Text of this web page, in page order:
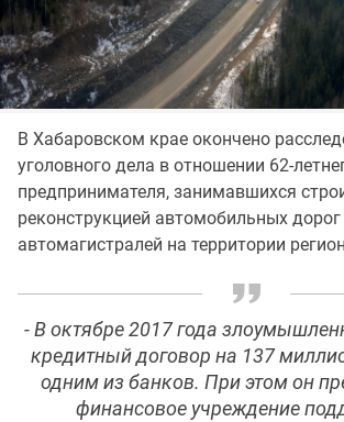
В Хабаровском крае окончено
уголовного дела в отношении 62-
предпринимателя, занимавшихся
реконструкцией автомобильных дорог
автомагистралей на территории
- В октябре 2017 года
кредитный договор на 137
одним из банков. При этом он
финансовое учреждение